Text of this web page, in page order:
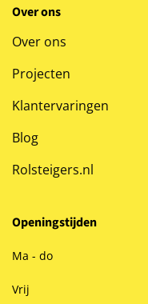
Over ons
Over ons
Projecten
Klantervaringen
Blog
Rolsteigers.nl
Openingstijden
Ma - do
Vrij